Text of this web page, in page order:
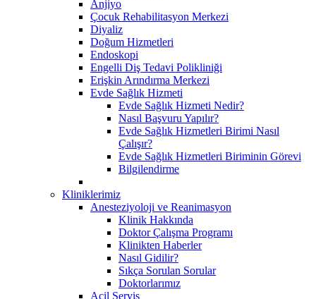
Anjiyo
Çocuk Rehabilitasyon Merkezi
Diyaliz
Doğum Hizmetleri
Endoskopi
Engelli Diş Tedavi Polikliniği
Erişkin Arındırma Merkezi
Evde Sağlık Hizmeti
Evde Sağlık Hizmeti Nedir?
Nasıl Başvuru Yapılır?
Evde Sağlık Hizmetleri Birimi Nasıl
Çalışır?
Evde Sağlık Hizmetleri Biriminin Görevi
Bilgilendirme
Kliniklerimiz
Anesteziyoloji ve Reanimasyon
Klinik Hakkında
Doktor Çalışma Programı
Klinikten Haberler
Nasıl Gidilir?
Sıkça Sorulan Sorular
Doktorlarımız
Acil Servis